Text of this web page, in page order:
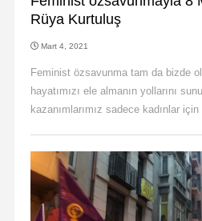
Rüya Kurtuluş
Mart 4, 2021
Feminist özsavunma tam da bizde
hayatımızı ele almanın yollarını
kazanımlarımız sadece kadınlar için